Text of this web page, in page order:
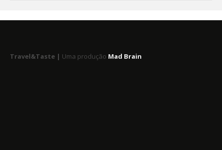
Travel&Taste | Uma produção Mad Brain